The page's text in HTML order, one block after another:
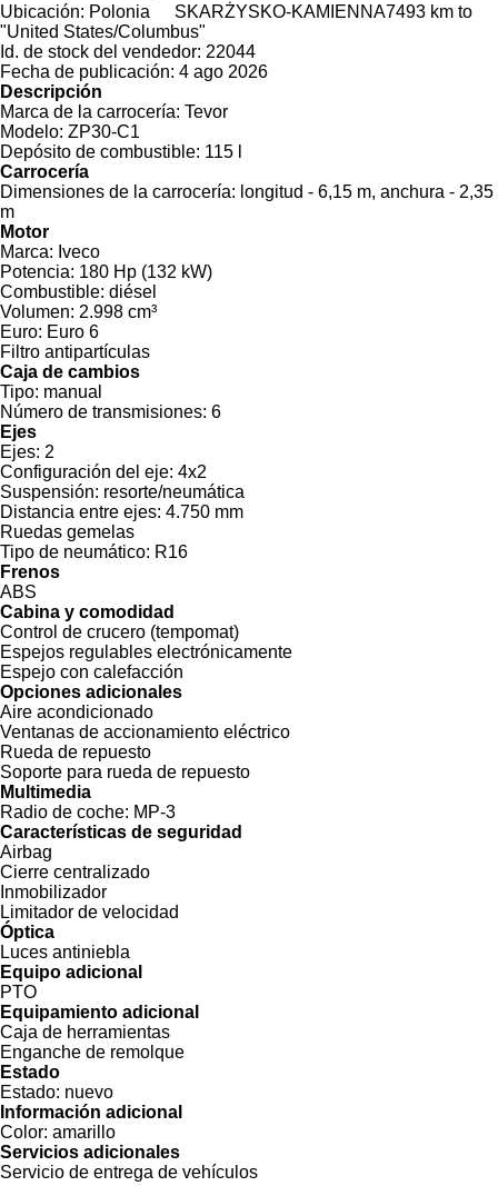
Ubicación: Polonia SKARŻYSKO-KAMIENNA7493 km to
"United States/Columbus"
Id. de stock del vendedor: 22044
Fecha de publicación: 4 ago 2026
Descripción
Marca de la carrocería: Tevor
Modelo: ZP30-C1
Depósito de combustible: 115 l
Carrocería
Dimensiones de la carrocería: longitud - 6,15 m, anchura - 2,35
m
Motor
Marca: Iveco
Potencia: 180 Hp (132 kW)
Combustible: diésel
Volumen: 2.998 cm³
Euro: Euro 6
Filtro antipartículas
Caja de cambios
Tipo: manual
Número de transmisiones: 6
Ejes
Ejes: 2
Configuración del eje: 4x2
Suspensión: resorte/neumática
Distancia entre ejes: 4.750 mm
Ruedas gemelas
Tipo de neumático: R16
Frenos
ABS
Cabina y comodidad
Control de crucero (tempomat)
Espejos regulables electrónicamente
Espejo con calefacción
Opciones adicionales
Aire acondicionado
Ventanas de accionamiento eléctrico
Rueda de repuesto
Soporte para rueda de repuesto
Multimedia
Radio de coche: MP-3
Características de seguridad
Airbag
Cierre centralizado
Inmobilizador
Limitador de velocidad
Óptica
Luces antiniebla
Equipo adicional
PTO
Equipamiento adicional
Caja de herramientas
Enganche de remolque
Estado
Estado: nuevo
Información adicional
Color: amarillo
Servicios adicionales
Servicio de entrega de vehículos